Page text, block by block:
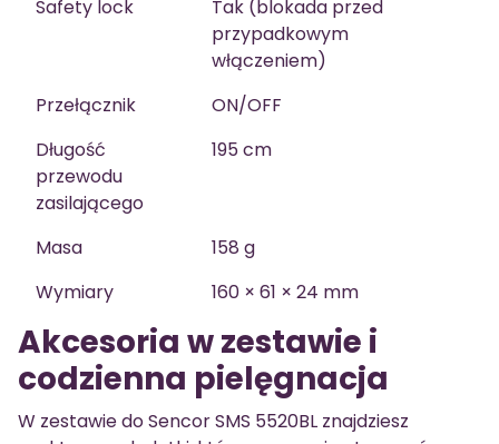
Safety lock
Tak (blokada przed
przypadkowym
włączeniem)
Przełącznik
ON/OFF
Długość
przewodu
zasilającego
195 cm
Masa
158 g
Wymiary
160 × 61 × 24 mm
Akcesoria w zestawie i
codzienna pielęgnacja
W zestawie do Sencor SMS 5520BL znajdziesz